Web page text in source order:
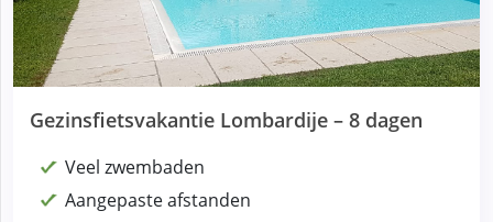
Gezinsfietsvakantie Lombardije – 8 dagen
Veel zwembaden
Aangepaste afstanden